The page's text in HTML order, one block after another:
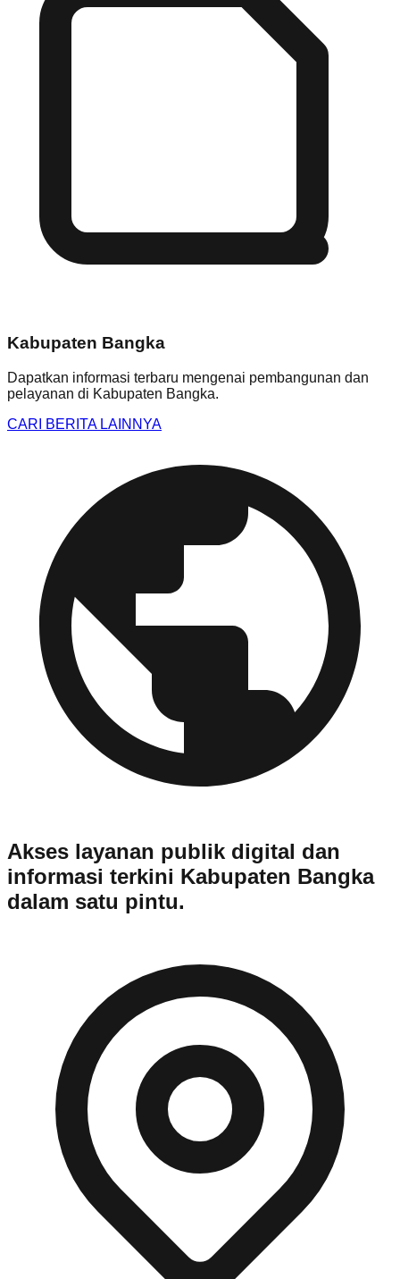
Kabupaten Bangka
Dapatkan informasi terbaru mengenai pembangunan dan
pelayanan di Kabupaten Bangka.
CARI BERITA LAINNYA
Akses layanan publik digital dan
informasi terkini Kabupaten Bangka
dalam satu pintu.